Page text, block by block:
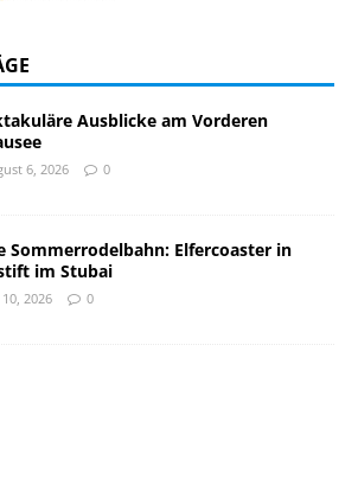
Ausblicke am Vorderen
6, 2026 0
Sommerrodelbahn: Elfercoaster in
im Stubai
10, 2026 0